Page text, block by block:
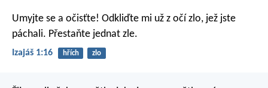
Umyjte se a očisťte! Odkliďte mi už z očí zlo, jež jste
páchali. Přestaňte jednat zle.
Izajáš 1:16 hřích zlo